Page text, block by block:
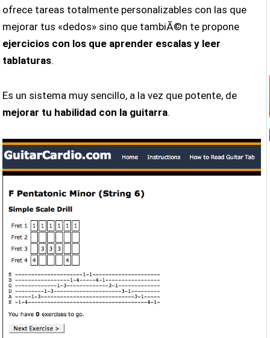
ofrece tareas totalmente personalizables con las que
mejorar tus «dedos» sino que tambiÃ©n te propone
ejercicios con los que aprender escalas y leer
tablaturas.
Es un sistema muy sencillo, a la vez que potente, de
mejorar tu habilidad con la guitarra.